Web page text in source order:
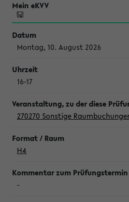
Montag, 10. August 2026
16-17
270270 Sonstige
H4
-